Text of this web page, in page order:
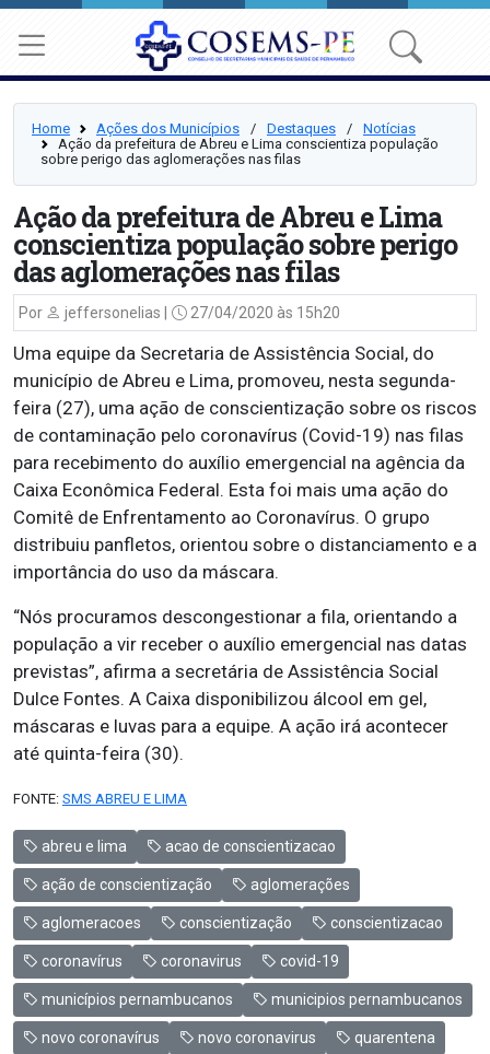
Home Ações dos Municípios ⠀/⠀ Destaques ⠀/⠀ Notícias
Ação da prefeitura de Abreu e Lima conscientiza população
sobre perigo das aglomerações nas filas
Ação da prefeitura de Abreu e Lima
conscientiza população sobre perigo
das aglomerações nas filas
Por jeffersonelias | 27/04/2020 às 15h20
Uma equipe da Secretaria de Assistência Social, do
município de Abreu e Lima, promoveu, nesta segunda-
feira (27), uma ação de conscientização sobre os riscos
de contaminação pelo coronavírus (Covid-19) nas filas
para recebimento do auxílio emergencial na agência da
Caixa Econômica Federal. Esta foi mais uma ação do
Comitê de Enfrentamento ao Coronavírus. O grupo
distribuiu panfletos, orientou sobre o distanciamento e a
importância do uso da máscara.
“Nós procuramos descongestionar a fila, orientando a
população a vir receber o auxílio emergencial nas datas
previstas”, afirma a secretária de Assistência Social
Dulce Fontes. A Caixa disponibilizou álcool em gel,
máscaras e luvas para a equipe. A ação irá acontecer
até quinta-feira (30).
FONTE: SMS ABREU E LIMA
abreu e lima acao de conscientizacao
ação de conscientização aglomerações
aglomeracoes conscientização conscientizacao
coronavírus coronavirus covid-19
municípios pernambucanos municipios pernambucanos
novo coronavírus novo coronavirus quarentena